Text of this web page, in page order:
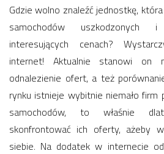
Gdzie wolno znaleźć jednostkę,
samochodów uszkodzonych
interesujących cenach?
internet! Aktualnie stanowi on
odnalezienie ofert, a też
rynku istnieje wybitnie niemało firm
samochodów, to właśnie
skonfrontować ich oferty, ażeby
siebie. Na dodatek w internecie